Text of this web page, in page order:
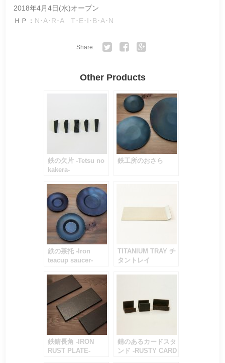
2018年4月4日(水)オープン
ＨＰ： N･A･R･A T･E･I･B･A･N
Share:
Other Products
鉄の欠片 -Tetsu no
kakera-
鉄工所のおさら
鉄の茶托 -Iron
teacup saucer-
TITANIUM TRAY チ
タントレイ
鉄錆長角 -IRON
RUST PLATE-
錆のあるカードスタ
ンド -RUSTY CARD